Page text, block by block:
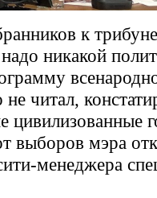
к
никакой
не читал,
цивилизованные
выборов мэра
менеджера